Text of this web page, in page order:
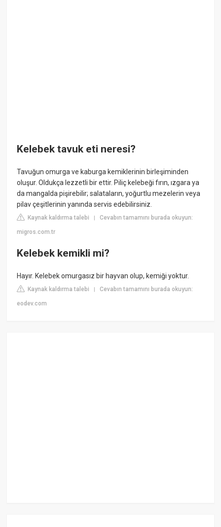
Kelebek tavuk eti neresi?
Tavuğun omurga ve kaburga kemiklerinin birleşiminden
oluşur. Oldukça lezzetli bir ettir. Piliç kelebeği fırın, ızgara ya
da mangalda pişirebilir; salataların, yoğurtlu mezelerin veya
pilav çeşitlerinin yanında servis edebilirsiniz.
Kaynak kaldırma talebi |Cevabın tamamını burada okuyun:
migros.com.tr
Kelebek kemikli mi?
Hayır. Kelebek omurgasız bir hayvan olup, kemiği yoktur.
Kaynak kaldırma talebi |Cevabın tamamını burada okuyun:
eodev.com